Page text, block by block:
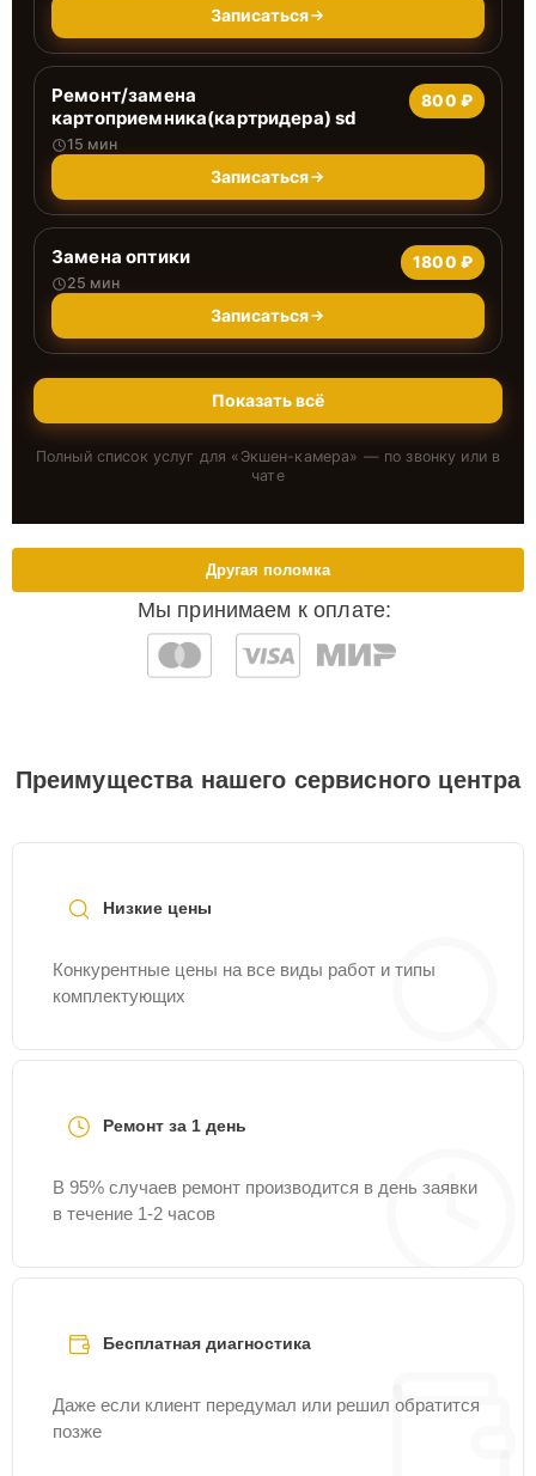
Записаться
Ремонт/замена
картоприемника(картридера) sd
15 мин
800 ₽
Записаться
Замена оптики
25 мин
1800 ₽
Записаться
Показать всё
Полный список услуг для « Экшен-камера» — по звонку или в
чате
Мы принимаем к оплате:
Другая поломка
Преимущества нашего сервисного центра
Низкие цены
Конкурентные цены на все виды работ и типы
комплектующих
Ремонт за 1 день
В 95% случаев ремонт производится в день заявки
в течение 1-2 часов
Бесплатная диагностика
Даже если клиент передумал или решил обратится
позже